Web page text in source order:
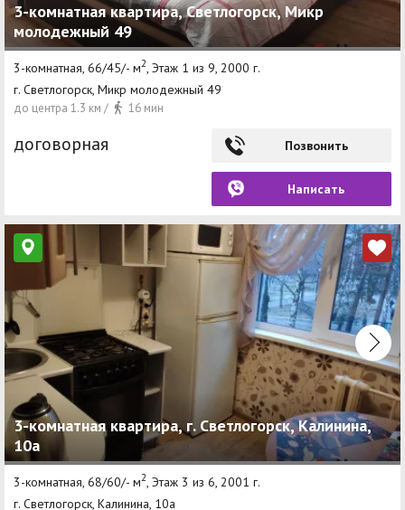
3-комнатная квартира, Светлогорск, Микр
молодежный 49
3-комнатная, 66/45/- м2, Этаж 1 из 9, 2000 г.
г. Светлогорск, Микр молодежный 49
до центра 1.3 км / 16 мин
договорная Позвонить
Написать
3-комнатная квартира, г. Светлогорск, Калинина,
10а
3-комнатная, 68/60/- м2, Этаж 3 из 6, 2001 г.
г. Светлогорск, Калинина, 10а